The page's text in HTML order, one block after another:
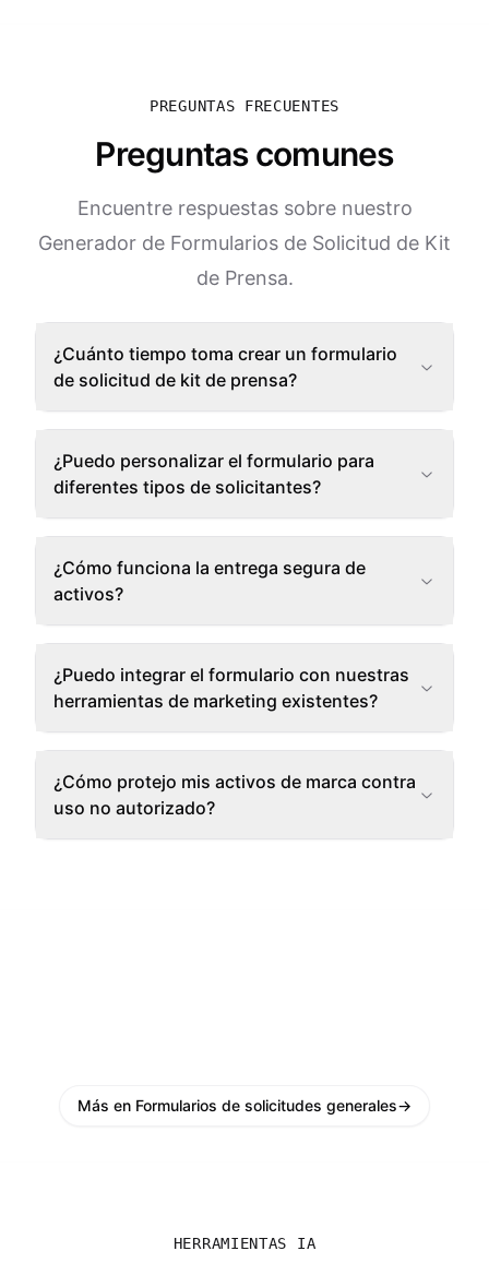
PREGUNTAS FRECUENTES
Preguntas comunes
Encuentre respuestas sobre nuestro
Generador de Formularios de Solicitud de Kit
de Prensa.
¿Cuánto tiempo toma crear un formulario
de solicitud de kit de prensa?
¿Puedo personalizar el formulario para
diferentes tipos de solicitantes?
¿Cómo funciona la entrega segura de
activos?
¿Puedo integrar el formulario con nuestras
herramientas de marketing existentes?
¿Cómo protejo mis activos de marca contra
uso no autorizado?
Más en Formularios de solicitudes generales→
HERRAMIENTAS IA